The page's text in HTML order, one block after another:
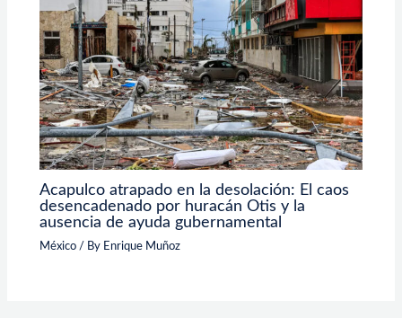
Acapulco atrapado en la desolación: El caos
desencadenado por huracán Otis y la
ausencia de ayuda gubernamental
México / By Enrique Muñoz